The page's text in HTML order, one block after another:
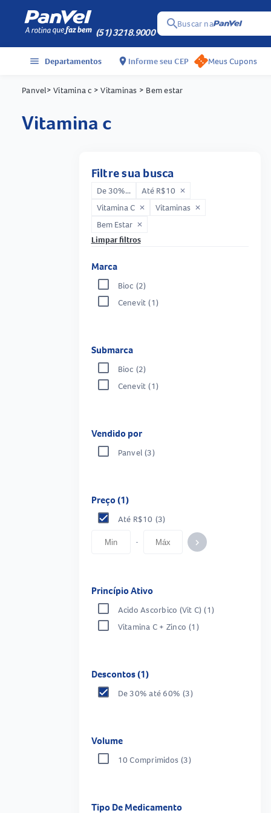
(51) 3218.9000
searchBuscar na
menu Departamentos location_on Informe seu CEP Meus Cupons
Panvel> Vitamina c > Vitaminas > Bem estar
vitamina c
Filtre sua busca
De 30%... Até R$10 close
Vitamina C close Vitaminas close
Bem Estar close
Limpar filtros
Marca
Bioc (2)
Cenevit (1)
Submarca
Bioc (2)
Cenevit (1)
Vendido por
Panvel (3)
Preço (1)
Até R$10 (3)
- keyboard_arrow_right
Princípio Ativo
Acido Ascorbico (Vit C) (1)
Vitamina C + Zinco (1)
Descontos (1)
De 30% até 60% (3)
Volume
10 Comprimidos (3)
Tipo De Medicamento